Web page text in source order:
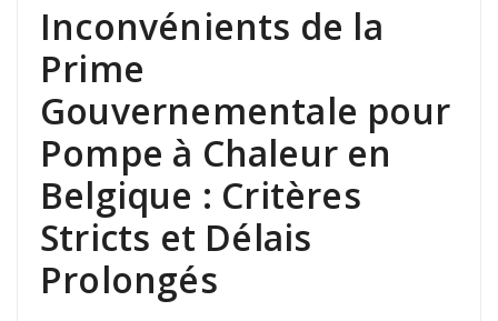
Inconvénients de la
Prime
Gouvernementale pour
Pompe à Chaleur en
Belgique : Critères
Stricts et Délais
Prolongés